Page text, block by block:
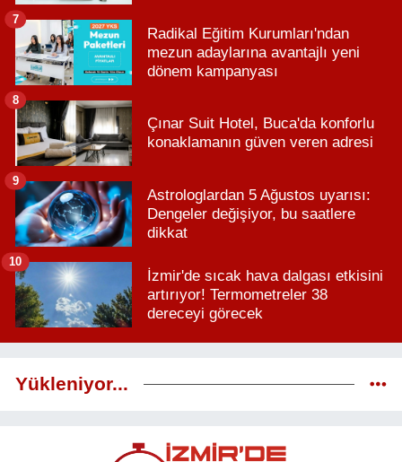
Radikal Eğitim Kurumları'ndan
mezun adaylarına avantajlı yeni
dönem kampanyası
7
Çınar Suit Hotel, Buca'da konforlu
konaklamanın güven veren adresi
8
Astrologlardan 5 Ağustos uyarısı:
Dengeler değişiyor, bu saatlere
dikkat
9
İzmir'de sıcak hava dalgası etkisini
artırıyor! Termometreler 38
dereceyi görecek
10
Yükleniyor...